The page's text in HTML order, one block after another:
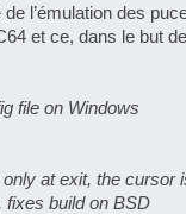
de l’émulation des
et ce, dans le but
file on Windows
at exit, the cursor
fixes build on BSD